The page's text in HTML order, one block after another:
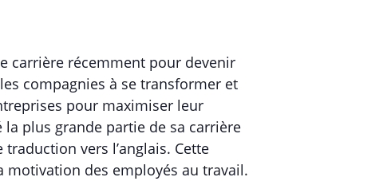
carrière récemment pour devenir
compagnies à se transformer et
pour maximiser leur
plus grande partie de sa carrière
vers l’anglais. Cette
motivation des employés au travail.